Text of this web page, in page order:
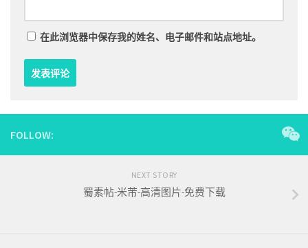
在此浏览器中保存我的姓名、电子邮件和站点地址。
FOLLOW:
NEXT STORY
蜀素帖-米芾-高清图片-免费下载